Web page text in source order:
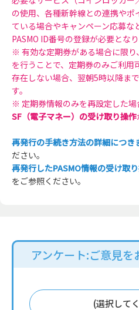
の使用、各種新幹線との連携や
ている場合やキャンペーン応募な
PASMO ID番号の登録が必要となり
※ 有効な定期券がある場合に限
を行うことで、定期券のみご利
存在しない場合、翌朝5時以降ま
す。
※ 定期券情報のみを再設定した場
SF（電子マネー）の受け取り操作
再発行の手続き方法の詳細につき
ださい。
再発行したPASMO情報の受け取
をご参照ください。
アンケート:ご意見
(選択して